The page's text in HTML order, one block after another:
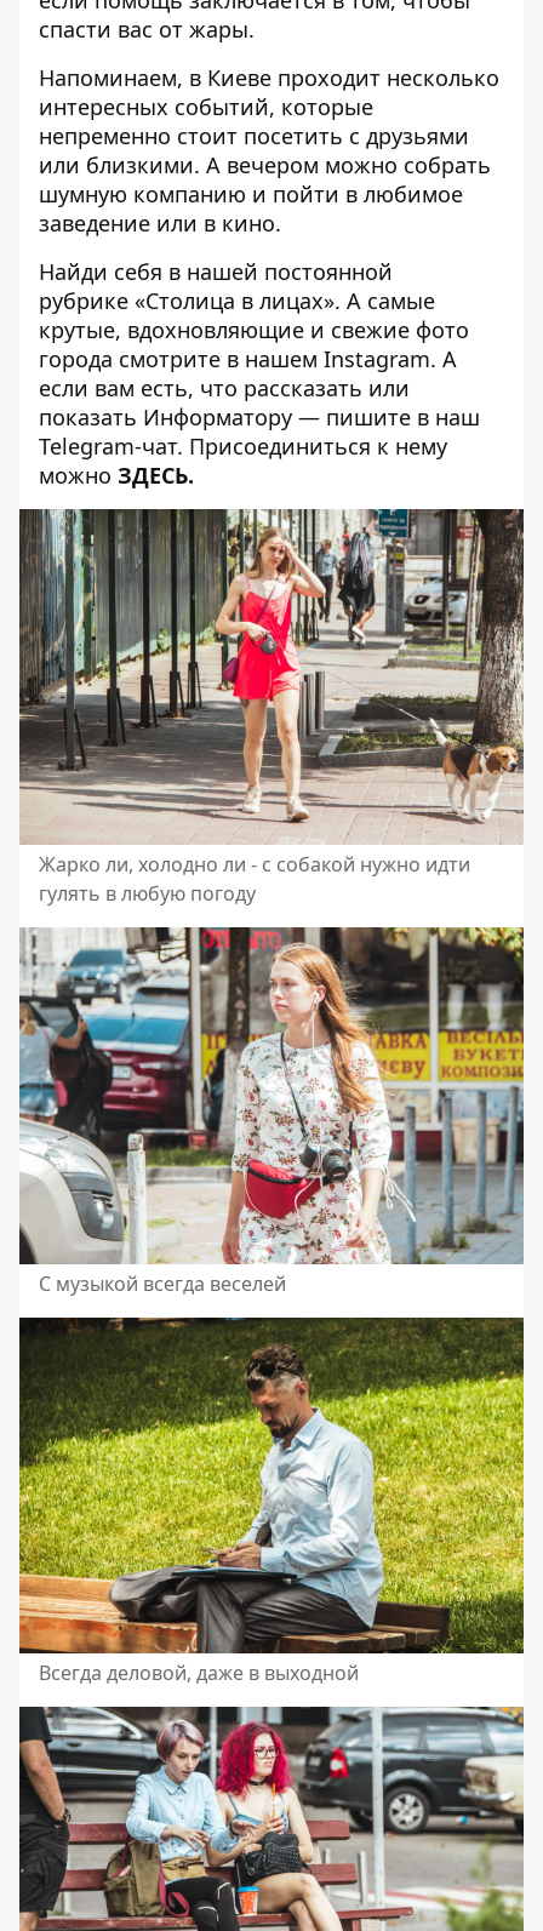
спасти вас от жары.
Напоминаем, в Киеве проходит несколько
интересных событий, которые
непременно стоит посетить с друзьями
или близкими. А вечером можно собрать
шумную компанию и пойти в любимое
заведение или в кино.
Найди себя в нашей постоянной
рубрике «Столица в лицах». А самые
крутые, вдохновляющие и свежие фото
города смотрите в нашем Instagram. А
если вам есть, что рассказать или
показать Информатору — пишите в наш
Telegram-чат. Присоединиться к нему
можно ЗДЕСЬ.
Жарко ли, холодно ли - с собакой нужно идти
гулять в любую погоду
С музыкой всегда веселей
Всегда деловой, даже в выходной